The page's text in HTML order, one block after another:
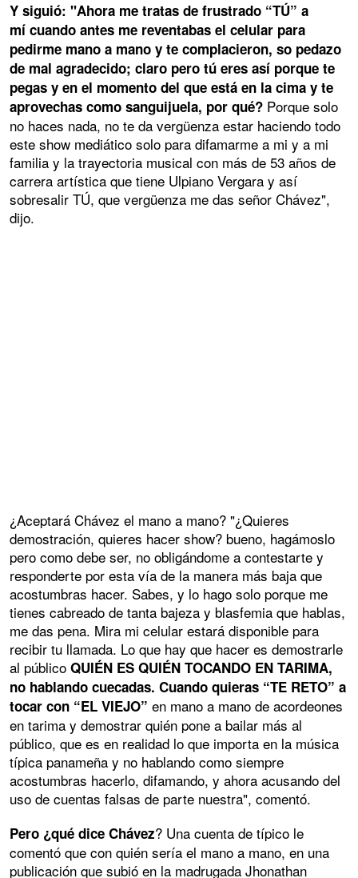
Y siguió: "Ahora me tratas de frustrado “TÚ” a
mí cuando antes me reventabas el celular para
pedirme mano a mano y te complacieron, so pedazo
de mal agradecido; claro pero tú eres así porque te
pegas y en el momento del que está en la cima y te
aprovechas como sanguijuela, por qué? Porque solo
no haces nada, no te da vergüenza estar haciendo todo
este show mediático solo para difamarme a mi y a mi
familia y la trayectoria musical con más de 53 años de
carrera artística que tiene Ulpiano Vergara y así
sobresalir TÚ, que vergüenza me das señor Chávez",
dijo.
¿Aceptará Chávez el mano a mano? "¿Quieres
demostración, quieres hacer show? bueno, hagámoslo
pero como debe ser, no obligándome a contestarte y
responderte por esta vía de la manera más baja que
acostumbras hacer. Sabes, y lo hago solo porque me
tienes cabreado de tanta bajeza y blasfemia que hablas,
me das pena. Mira mi celular estará disponible para
recibir tu llamada. Lo que hay que hacer es demostrarle
al público QUIÉN ES QUIÉN TOCANDO EN TARIMA,
no hablando cuecadas. Cuando quieras “TE RETO” a
tocar con “EL VIEJO” en mano a mano de acordeones
en tarima y demostrar quién pone a bailar más al
público, que es en realidad lo que importa en la música
típica panameña y no hablando como siempre
acostumbras hacerlo, difamando, y ahora acusando del
uso de cuentas falsas de parte nuestra", comentó.
Pero ¿qué dice Chávez? Una cuenta de típico le
comentó que con quién sería el mano a mano, en una
publicación que subió en la madrugada Jhonathan